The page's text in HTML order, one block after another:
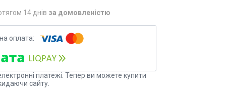
14 днів за домовленістю
платежі. Тепер ви можете купити
сайту.